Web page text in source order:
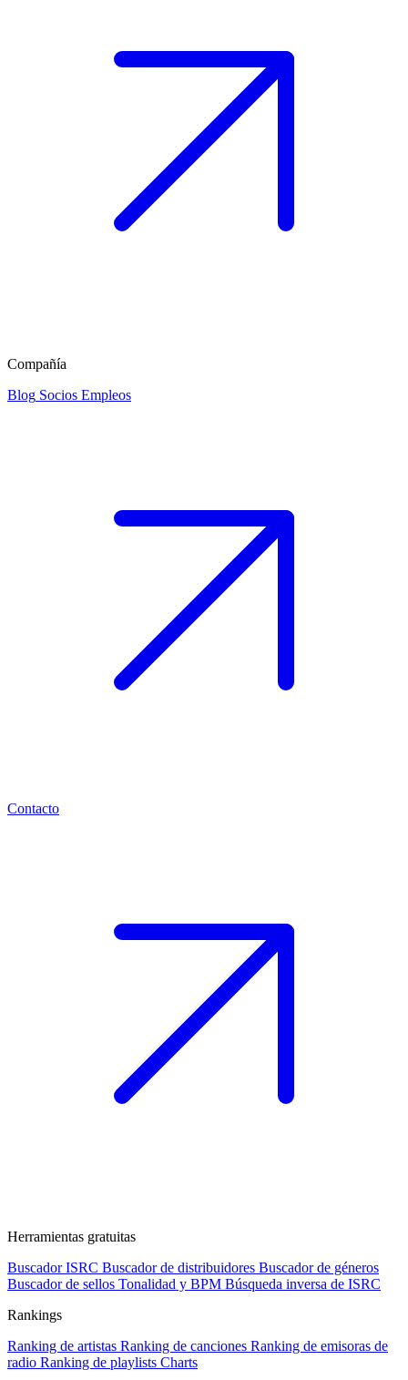
Compañía
Blog Socios Empleos
Contacto
Herramientas gratuitas
Buscador ISRC Buscador de distribuidores Buscador de géneros
Buscador de sellos Tonalidad y BPM Búsqueda inversa de ISRC
Rankings
Ranking de artistas Ranking de canciones Ranking de emisoras de
radio Ranking de playlists Charts